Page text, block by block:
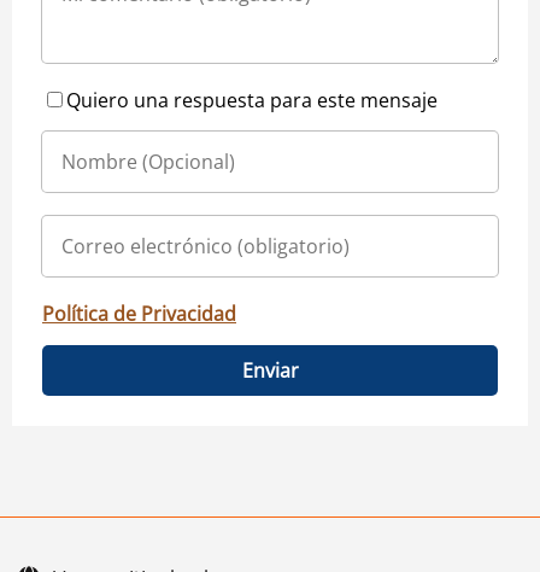
Quiero una respuesta para este mensaje
Política de Privacidad
Enviar